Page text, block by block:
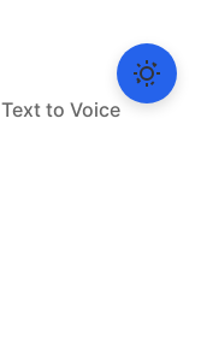
Text to Voice